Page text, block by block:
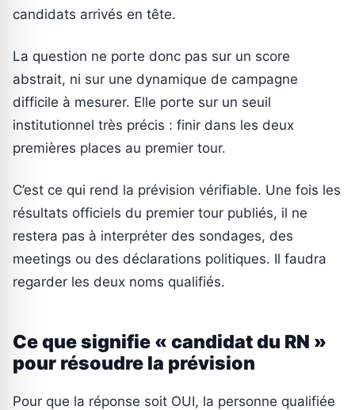
candidats arrivés en tête.
La question ne porte donc pas sur un score
abstrait, ni sur une dynamique de campagne
difficile à mesurer. Elle porte sur un seuil
institutionnel très précis : finir dans les deux
premières places au premier tour.
C’est ce qui rend la prévision vérifiable. Une fois les
résultats officiels du premier tour publiés, il ne
restera pas à interpréter des sondages, des
meetings ou des déclarations politiques. Il faudra
regarder les deux noms qualifiés.
Ce que signifie « candidat du RN »
pour résoudre la prévision
Pour que la réponse soit OUI, la personne qualifiée